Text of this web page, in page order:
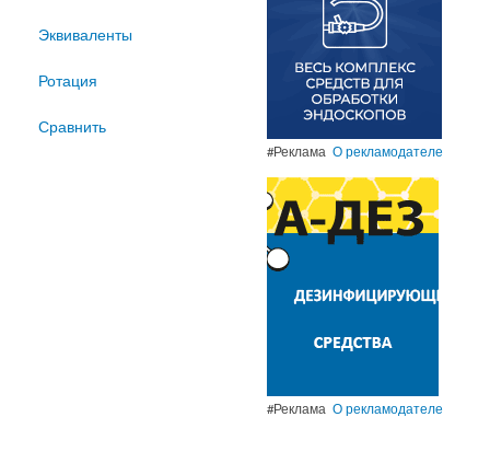
Эквиваленты
Ротация
Сравнить
#Реклама О рекламодателе
#Реклама О рекламодателе